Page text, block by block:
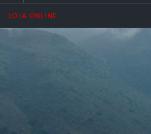
LOJA ONLINE